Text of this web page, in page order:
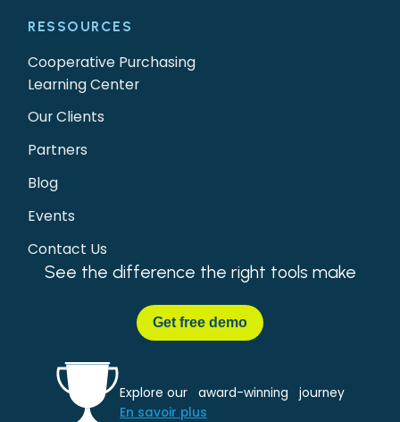
See the difference the right tools make
Get free demo
Explore our award-winning journey
En savoir plus
RESSOURCES
Cooperative Purchasing
Learning Center
Our Clients
Partners
Blog
Events
Contact Us